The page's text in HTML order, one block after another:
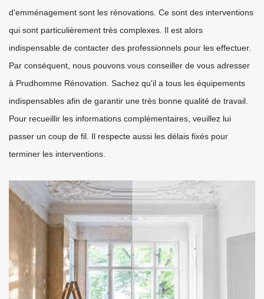
d'emménagement sont les rénovations. Ce sont des interventions
qui sont particulièrement très complexes. Il est alors
indispensable de contacter des professionnels pour les effectuer.
Par conséquent, nous pouvons vous conseiller de vous adresser
à Prudhomme Rénovation. Sachez qu'il a tous les équipements
indispensables afin de garantir une très bonne qualité de travail.
Pour recueillir les informations complémentaires, veuillez lui
passer un coup de fil. Il respecte aussi les délais fixés pour
terminer les interventions.